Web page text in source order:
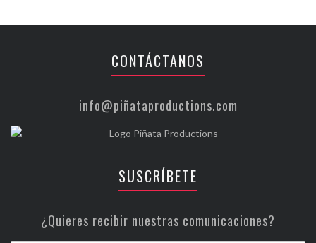
CONTÁCTANOS
info@piñataproductions.com
SUSCRÍBETE
¿Quieres recibir nuestras comunicaciones?